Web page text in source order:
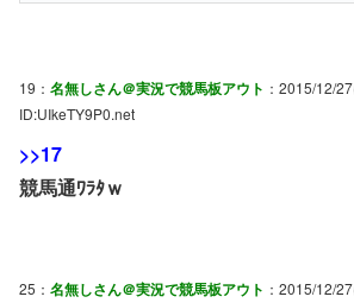
19： 名無しさん＠実況で競馬板アウト ：2015/12/
ID:UIkeTY9P0.net
>>17
競馬通ﾜﾗﾀｗ
25： 名無しさん＠実況で競馬板アウト ：2015/12/